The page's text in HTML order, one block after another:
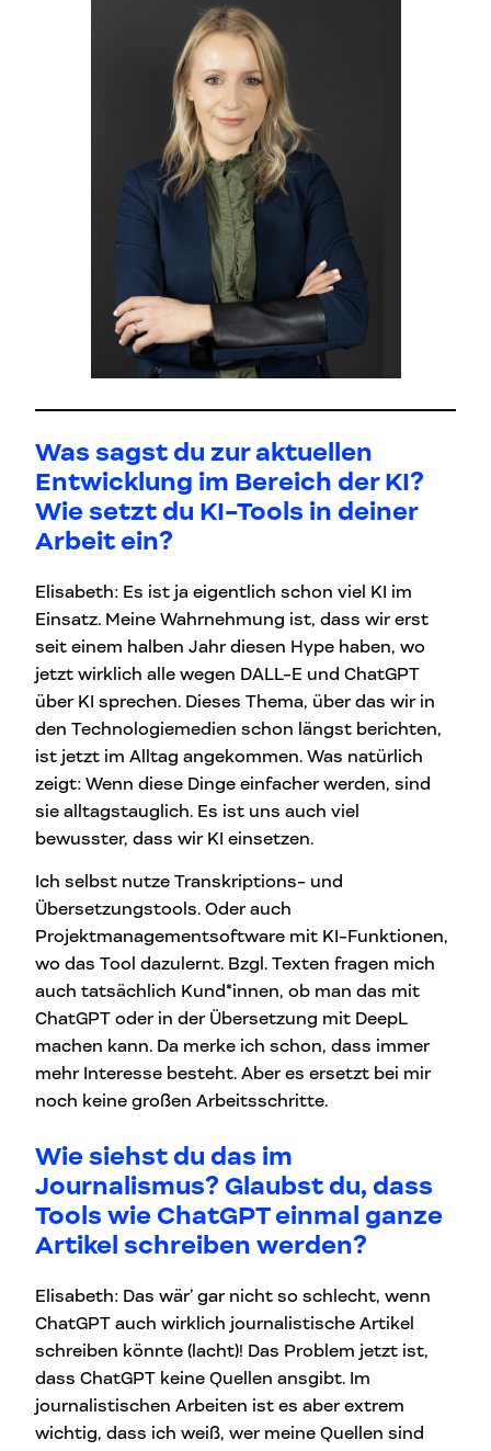
Was sagst du zur aktuellen
Entwicklung im Bereich der KI?
Wie setzt du KI-Tools in deiner
Arbeit ein?
Elisabeth: Es ist ja eigentlich schon viel KI im
Einsatz. Meine Wahrnehmung ist, dass wir erst
seit einem halben Jahr diesen Hype haben, wo
jetzt wirklich alle wegen DALL-E und ChatGPT
über KI sprechen. Dieses Thema, über das wir in
den Technologiemedien schon längst berichten,
ist jetzt im Alltag angekommen. Was natürlich
zeigt: Wenn diese Dinge einfacher werden, sind
sie alltagstauglich. Es ist uns auch viel
bewusster, dass wir KI einsetzen.
Ich selbst nutze Transkriptions- und
Übersetzungstools. Oder auch
Projektmanagementsoftware mit KI-Funktionen,
wo das Tool dazulernt. Bzgl. Texten fragen mich
auch tatsächlich Kund*innen, ob man das mit
ChatGPT oder in der Übersetzung mit DeepL
machen kann. Da merke ich schon, dass immer
mehr Interesse besteht. Aber es ersetzt bei mir
noch keine großen Arbeitsschritte.
Wie siehst du das im
Journalismus? Glaubst du, dass
Tools wie ChatGPT einmal ganze
Artikel schreiben werden?
Elisabeth: Das wär’ gar nicht so schlecht, wenn
ChatGPT auch wirklich journalistische Artikel
schreiben könnte (lacht)! Das Problem jetzt ist,
dass ChatGPT keine Quellen ansgibt. Im
journalistischen Arbeiten ist es aber extrem
wichtig, dass ich weiß, wer meine Quellen sind